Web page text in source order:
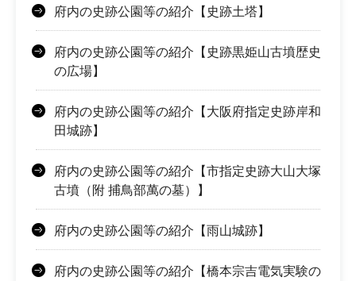
府内の史跡公園等の紹介【史跡土塔】
府内の史跡公園等の紹介【史跡黒姫山古墳歴史
の広場】
府内の史跡公園等の紹介【大阪府指定史跡岸和
田城跡】
府内の史跡公園等の紹介【市指定史跡大山大塚
古墳（附 捕鳥部萬の墓）】
府内の史跡公園等の紹介【雨山城跡】
府内の史跡公園等の紹介【橋本宗吉電気実験の